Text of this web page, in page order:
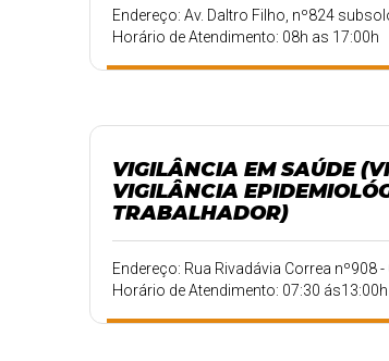
Endereço: Av. Daltro Filho, nº824
Horário de Atendimento: 08h as 17:00h
VIGILÂNCIA EM SAÚDE
VIGILÂNCIA
TRABALHADOR)
Endereço: Rua Rivadávia Correa nº908 -
Horário de Atendimento: 07:30 ás13:00h